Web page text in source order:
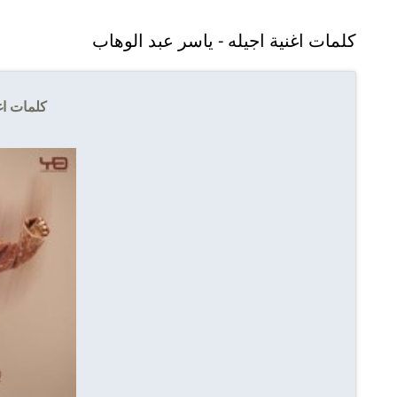
كلمات اغنية اجيله - ياسر عبد الوهاب
كلمات